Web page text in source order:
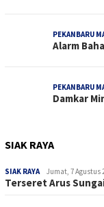
PEKANBARU
Alarm
PEKANBARU
Damkar
SIAK RAYA
SIAK RAYA Jumat, 7 Agustus
Terseret Arus